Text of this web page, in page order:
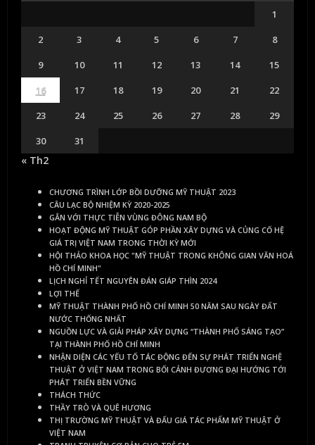
1
2
3 4 5 6 7
8
9
10 11 12 13 14
15
16
17 18 19 20 21
22
23
24 25 26 27 28
29
30
31
« Th2
CHƯƠNG TRÌNH LỚP BỒI DƯỠNG MỸ THUẬT 2023
CÂU LẠC BỘ NHIỆM KỲ 2020-2025
GẮN VỚI THỰC TIỄN VÙNG ĐÔNG NAM BỘ
HOẠT ĐỘNG MỸ THUẬT GÓP PHẦN XÂY DỰNG VÀ CỦNG CỐ HỆ
GIÁ TRỊ VIỆT NAM TRONG THỜI KỲ MỚI
HỘI THẢO KHOA HỌC "MỸ THUẬT TRONG KHÔNG GIAN VĂN HOÁ
HỒ CHÍ MINH"
LỊCH NGHỈ TẾT NGUYÊN ĐÁN GIÁP THÌN 2024
LỢI THẾ
MỸ THUẬT THÀNH PHỐ HỒ CHÍ MINH 50 NĂM SAU NGÀY ĐẤT
NƯỚC THỐNG NHẤT
NGUỒN LỰC VÀ GIẢI PHÁP XÂY DỰNG “THÀNH PHỐ SÁNG TẠO”
TẠI THÀNH PHỐ HỒ CHÍ MINH
NHẬN DIỆN CÁC YẾU TỐ TÁC ĐỘNG ĐẾN SỰ PHÁT TRIỂN NGHỆ
THUẬT Ở VIỆT NAM TRONG BỐI CẢNH ĐƯƠNG ĐẠI HƯỚNG TỚI
PHÁT TRIỂN BỀN VỮNG
THÁCH THỨC
THẦY TRÒ VÀ QUÊ HƯƠNG
THỊ TRƯỜNG MỸ THUẬT VÀ ĐẤU GIÁ TÁC PHẨM MỸ THUẬT Ở
VIỆT NAM